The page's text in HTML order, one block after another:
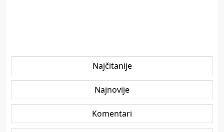
Najčitanije
Najnovije
Komentari